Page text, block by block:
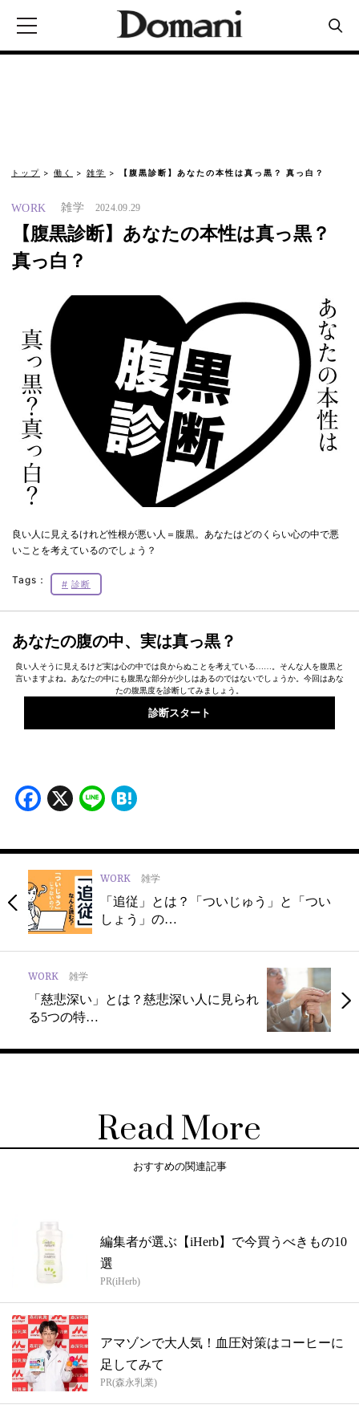
トップ 働く 雑学 【腹黒診断】あなたの本性は真っ黒？ 真っ白？
WORK 雑学 2024.09.29
【腹黒診断】あなたの本性は真っ黒？
真っ白？
良い人に見えるけれど性根が悪い人＝腹黒。あなたはどのくらい心の中で悪
いことを考えているのでしょう？
Tags： 診断
あなたの腹の中、実は真っ黒？
良い人そうに見えるけど実は心の中では良からぬことを考えている……。そんな人を腹黒と
言いますよね。あなたの中にも腹黒な部分が少しはあるのではないでしょうか。今回はあな
たの腹黒度を診断してみましょう。
診断スタート
Facebook
X Line
WORK 雑学
「追従」とは？「ついじゅう」と「つい
しょう」の…
WORK 雑学
「慈悲深い」とは？慈悲深い人に見られ
る5つの特…
Read More
おすすめの関連記事
編集者が選ぶ【iHerb】で今買うべきもの10
選
PR(iHerb)
アマゾンで大人気！血圧対策はコーヒーに
足してみて
PR(森永乳業)